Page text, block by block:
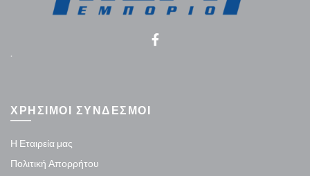
.
ΧΡΗΣΙΜΟΙ ΣΥΝΔΕΣΜΟΙ
Η Εταιρεία μας
Πολιτική Απορρήτου